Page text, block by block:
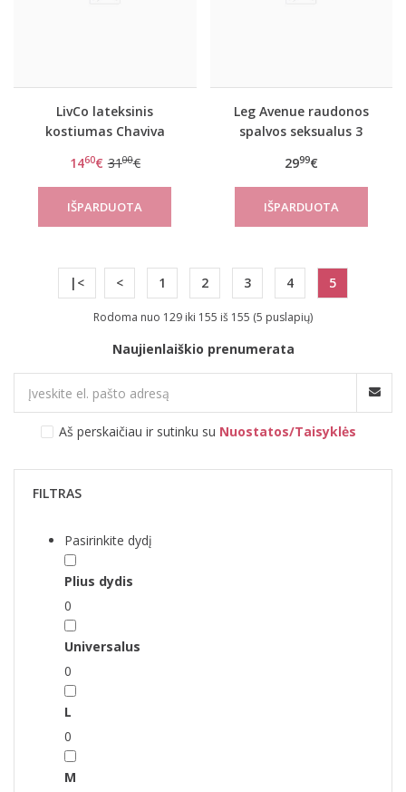
LivCo lateksinis
kostiumas Chaviva
1460€ 3100€
Leg Avenue raudonos
spalvos seksualus 3
2999€
|< < 1 2 3 4 5
Rodoma nuo 129 iki 155 iš 155 (5 puslapių)
Naujienlaiškio prenumerata
Aš perskaičiau ir sutinku su Nuostatos/Taisyklės
FILTRAS
Pasirinkite dydį
Plius dydis
0
Universalus
0
L
0
M